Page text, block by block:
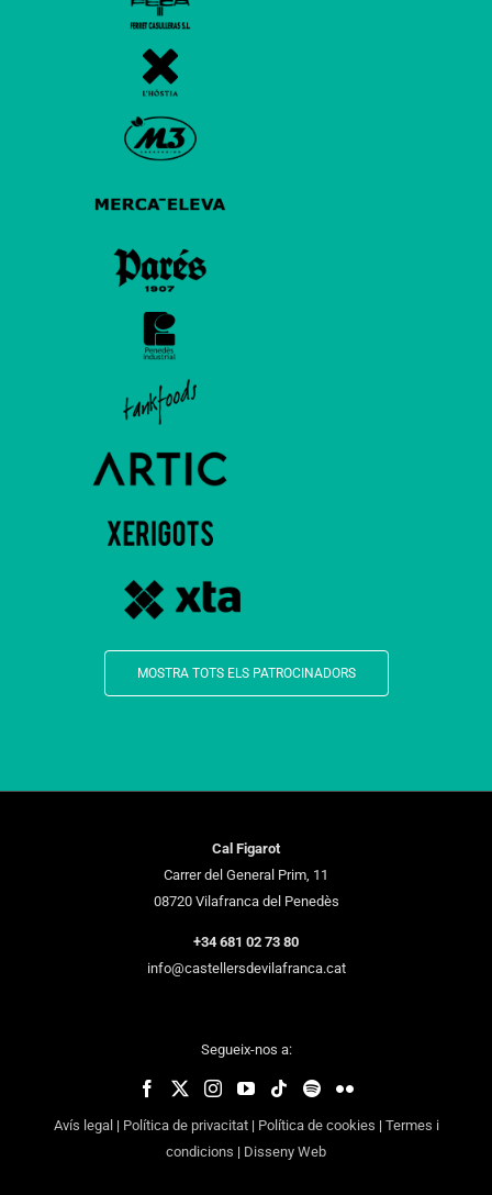
MOSTRA TOTS ELS PATROCINADORS
Cal Figarot
Carrer del General Prim, 11
08720 Vilafranca del Penedès
+34 681 02 73 80
info@castellersdevilafranca.cat
Segueix-nos a:
Avís legal | Política de privacitat| Política de cookies | Termes i
condicions | Disseny Web